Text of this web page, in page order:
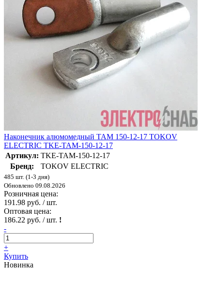
Наконечник алюмомедный ТАМ 150-12-17 TOKOV
ELECTRIC TKE-TAM-150-12-17
Артикул: TKE-TAM-150-12-17
Бренд:
TOKOV ELECTRIC
485 шт. (1-3 дня)
Обновлено 09.08.2026
Розничная цена:
191.98 руб. / шт.
Оптовая цена:
186.22 руб. / шт. !
-
+
Купить
Новинка